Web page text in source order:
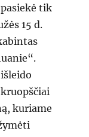
tik
15 d.
kuriame